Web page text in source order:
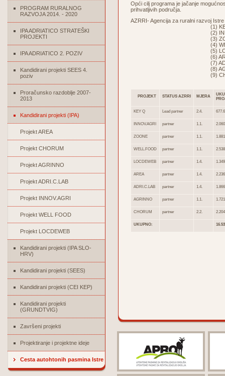
PROGRAM RURALNOG
RAZVOJA 2014. - 2020
IPA ADRIATICO STRATEŠKI
PROJEKTI
IPA ADRIATICO 2. POZIV
Kandidirani projekti SEES 4.
poziv
Proračunsko razdoblje 2007-
2013
Kandidirani projekti (IPA)
Projekt AREA
Projekt CHORUM
Projekt AGRINNO
Projekt ADRI.C.LAB
Projekt INNOV.AGRI
Projekt WELL FOOD
Projekt LOCDEWEB
Kandidirani projekti (IPA SLO-
HRV)
Kandidirani projekti (SEES)
Kandidirani projekti (CEI KEP)
Kandidirani projekti
(GRUNDTVIG)
Završeni projekti
Projektiranje i projektne ideje
Cesta autohtonih pasmina Istre
Opći cilj programa je jačanje
prihvatljivih područja.
AZRRI- Agencija za ruralni razvoj
(1) KEY
(2)
(3)
(4)
(5)
(6)
(7)
(8)
(9)
PROJEKT STATUS AZRRI MJERA
KEY Q Lead partner 2.4.
INNOV.AGRI partner 1.1.
ZOONE partner 1.1.
WELL.FOOD partner 1.1.
LOCDEWEB partner 1.4.
AREA partner 1.4.
ADRI.C.LAB partner 1.4.
AGRINNO partner 1.1.
CHORUM partner 2.2.
UKUPNO: